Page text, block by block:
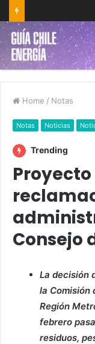
Home / Notas
Notas Noticias
Trending
Proyecto
Consejo
La decisión
la Comisión
Región
febrero
residuos,